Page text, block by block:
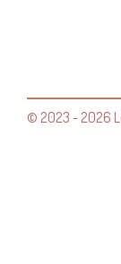
© 2023 - 2026